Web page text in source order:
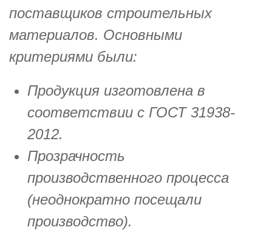
поставщиков строительных
материалов. Основными
критериями были:
Продукция изготовлена в
соответствии с ГОСТ 31938-
2012.
Прозрачность
производственного процесса
(неоднократно посещали
производство).